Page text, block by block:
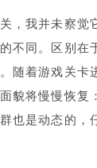
，我并未察觉
不同。区别在
随着游戏关卡
貌将慢慢恢复
也是动态的，